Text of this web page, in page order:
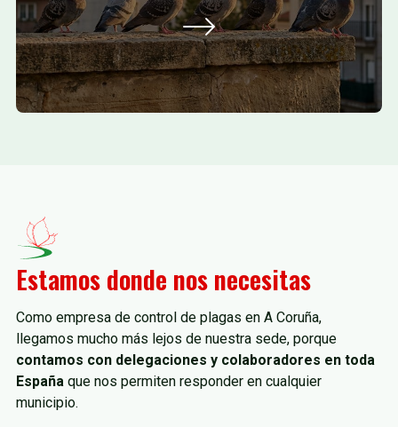
Estamos donde nos necesitas
Como empresa de control de plagas en A Coruña,
llegamos mucho más lejos de nuestra sede, porque
contamos con delegaciones y colaboradores en toda
Españaque nos permiten responder en cualquier
municipio.